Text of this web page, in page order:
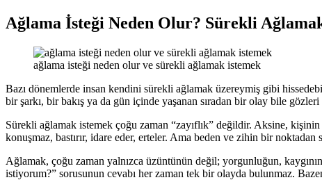
Ağlama İsteği Neden Olur? Sürekli
ağlama isteği neden olur ve sürekli ağlamak istemek
Bazı dönemlerde insan kendini sürekli ağlamak üzereymiş gibi
bir şarkı, bir bakış ya da gün içinde yaşanan sıradan bir olay bile
Sürekli ağlamak istemek çoğu zaman “zayıflık” değildir. Aksine,
konuşmaz, bastırır, idare eder, erteler. Ama beden ve zihin bir
Ağlamak, çoğu zaman yalnızca üzüntünün değil; yorgunluğun,
istiyorum?” sorusunun cevabı her zaman tek bir olayda bulunmaz.